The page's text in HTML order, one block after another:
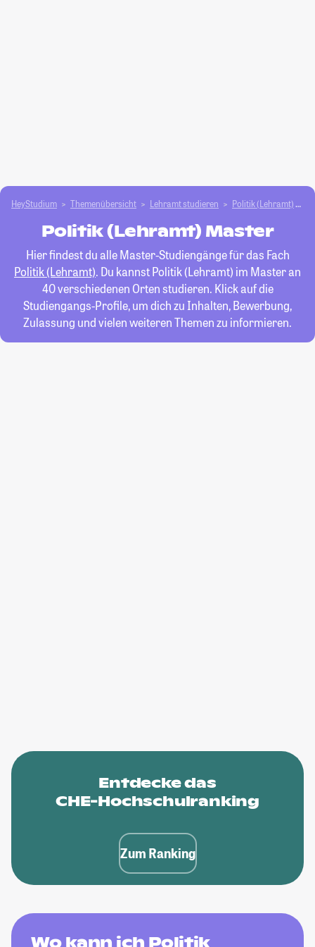
HeyStudium Themenübersicht Lehramt studieren Politik (Lehramt)
Politik (Lehramt) Master
Hier findest du alle Master-Studiengänge für das Fach
Politik (Lehramt). Du kannst Politik (Lehramt) im Master an
40 verschiedenen Orten studieren. Klick auf die
Studiengangs-Profile, um dich zu Inhalten, Bewerbung,
Zulassung und vielen weiteren Themen zu informieren.
Entdecke das
CHE-Hochschulranking
Zum Ranking
Wo kann ich Politik